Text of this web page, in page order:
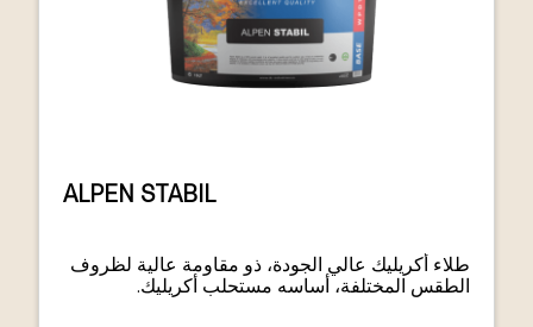
ALPEN STABIL
طلاء أكريليك عالي الجودة، ذو مقاومة عالية لظروف
الطقس المختلفة، أساسه مستحلب أكريليك.